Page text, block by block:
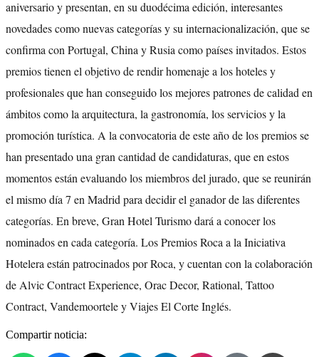
aniversario y presentan, en su duodécima edición, interesantes
novedades como nuevas categorías y su internacionalización, que se
confirma con Portugal, China y Rusia como países invitados. Estos
premios tienen el objetivo de rendir homenaje a los hoteles y
profesionales que han conseguido los mejores patrones de calidad en
ámbitos como la arquitectura, la gastronomía, los servicios y la
promoción turística. A la convocatoria de este año de los premios se
han presentado una gran cantidad de candidaturas, que en estos
momentos están evaluando los miembros del jurado, que se reunirán
el mismo día 7 en Madrid para decidir el ganador de las diferentes
categorías. En breve, Gran Hotel Turismo dará a conocer los
nominados en cada categoría. Los Premios Roca a la Iniciativa
Hotelera están patrocinados por Roca, y cuentan con la colaboración
de Alvic Contract Experience, Orac Decor, Rational, Tattoo
Contract, Vandemoortele y Viajes El Corte Inglés.
Compartir noticia: